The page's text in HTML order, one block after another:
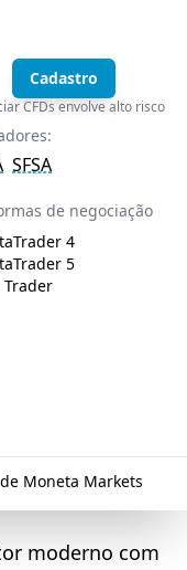
Cadastro
CFDs envolve alto risco
SFSA
de negociação
4
5
Trader
Moneta Markets
moderno com